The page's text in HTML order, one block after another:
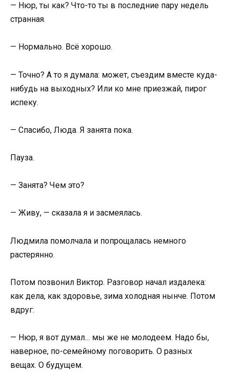
— Нюр, ты как? Что-то ты в последние пару недель
странная.
— Нормально. Всё хорошо.
— Точно? А то я думала: может, съездим вместе куда-
нибудь на выходных? Или ко мне приезжай, пирог
испеку.
— Спасибо, Люда. Я занята пока.
Пауза.
— Занята? Чем это?
— Живу, — сказала я и засмеялась.
Людмила помолчала и попрощалась немного
растерянно.
Потом позвонил Виктор. Разговор начал издалека:
как дела, как здоровье, зима холодная нынче. Потом
вдруг:
— Нюр, я вот думал… мы же не молодеем. Надо бы,
наверное, по-семейному поговорить. О разных
вещах. О будущем.